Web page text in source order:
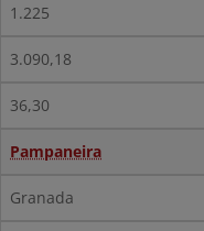
1.225
3.090,18
36,30
Pampaneira
Granada